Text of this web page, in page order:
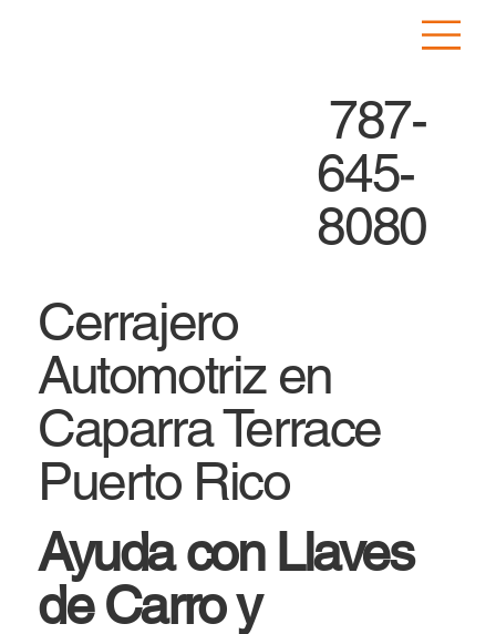
787-
645-
8080
Cerrajero
Automotriz en
Caparra Terrace
Puerto Rico
Ayuda con Llaves
de Carro y